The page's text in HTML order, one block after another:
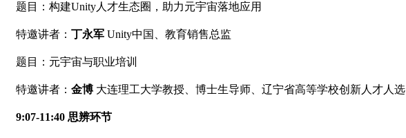
题目：构建Unity人才生态圈，助力元宇宙落地应用
特邀讲者： 丁永军 Unity中国、教育销售总监
题目：元宇宙与职业培训
特邀讲者： 金博 大连理工大学教授、博士生导师、辽宁省高等学校创新人才人选
9:07-11:40 思辨环节